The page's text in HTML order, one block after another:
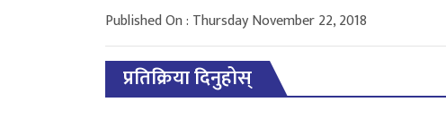
Published On : Thursday November 22, 2018
प्रतिक्रिया दिनुहोस्